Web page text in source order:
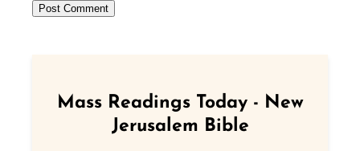
Mass Readings Today - New
Jerusalem Bible